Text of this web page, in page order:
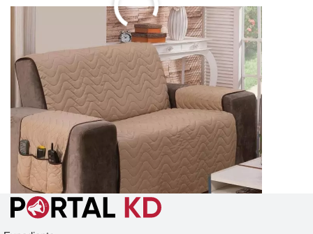
« Anterior 1 … 93 94
95